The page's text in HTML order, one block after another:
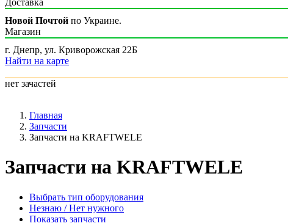
Доставка
Новой Почтой по Украине.
Магазин
г. Днепр, ул. Криворожская 22Б
Найти на карте
нет зачастей
Главная
Запчасти
Запчасти на KRAFTWELE
Запчасти на KRAFTWELE
Выбрать тип оборудования
Незнаю / Нет нужного
Показать запчасти